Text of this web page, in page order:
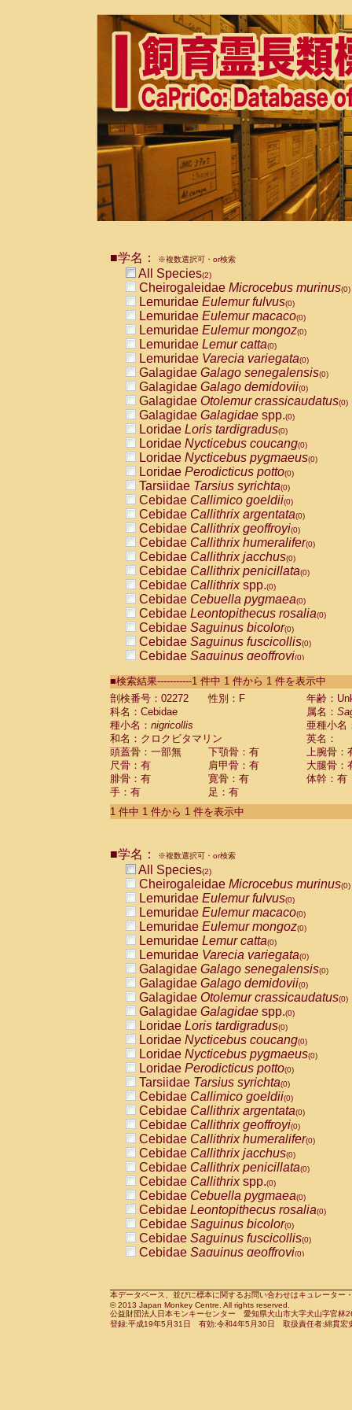
■学名： ※複数選択可・or検索
All Species(2)
Cheirogaleidae Microcebus murinus(0)
Lemuridae Eulemur fulvus(0)
Lemuridae Eulemur macaco(0)
Lemuridae Eulemur mongoz(0)
Lemuridae Lemur catta(0)
Lemuridae Varecia variegata(0)
Galagidae Galago senegalensis(0)
Galagidae Galago demidovii(0)
Galagidae Otolemur crassicaudatus(0)
Galagidae Galagidae spp.(0)
Loridae Loris tardigradus(0)
Loridae Nycticebus coucang(0)
Loridae Nycticebus pygmaeus(0)
Loridae Perodicticus potto(0)
Tarsiidae Tarsius syrichta(0)
Cebidae Callimico goeldii(0)
Cebidae Callithrix argentata(0)
Cebidae Callithrix geoffroyi(0)
Cebidae Callithrix humeralifer(0)
Cebidae Callithrix jacchus(0)
Cebidae Callithrix penicillata(0)
Cebidae Callithrixspp.(0)
Cebidae Cebuella pygmaea(0)
Cebidae Leontopithecus rosalia(0)
Cebidae Saguinus bicolor(0)
Cebidae Saguinus fuscicollis(0)
Cebidae Saguinus geoffroyi(0)
CebidaeSaguinus labiatus(0)
Cebidae Saguinus leucopus (0)
Cebidae
CebidaeSaguinus mystax
CebidaeSaguinus nigricollis (1)
Cebidae Saguinus oedipus
Cebidae Saguinus weddelli
Cebidae Saguinusspp.
Cebidae Aotus trivirgatus
Cebidae Cebus albifrons
CebidaeCebus nigrivittatus
CebidaeCebus
CebidaeSaimiri boliviensis(0)
CebidaeSaimiri sciureus(0)
AtelidaeAlouatta caraya(0)
AtelidaeAlouatta fusca(0)
AtelidaeAlouatta seniculus
AtelidaeAlouattaspp.(0)
AtelidaeAteles belzebuth(0)
AtelidaeAteles geoffroyi(0)
AtelidaeAteles paniscus(0)
AtelidaeAtelesspp.(0)
Atelidae Lagothrix lagothricha
AtelidaeLagothrix lagothricha cana
PitheciidaeCacajao calvus
PitheciidaeCallicebus cupreus
PitheciidaeCallicebus donacophilus
PitheciidaeCallicebus moloch
PitheciidaeCallicebus torquatus
PitheciidaeCallicebusspp.(0)
PitheciidaeChiropotes satanas(0)
PitheciidaePithecia monachus
PitheciidaePithecia pithecia(0)
CercopithecidaeCercocebus agilis
CercopithecidaeCercocebus
CercopithecidaeCercocebus
CercopithecidaeCercocebus
CercopithecidaeCercocebus
CercopithecidaeCercocebushybrid
CercopithecidaePapio anubis(0)
CercopithecidaePapio cynocephalus
CercopithecidaePapio hamadryas(0)
■検索結果-----------1 件中 1 件から 1 件を表示中
剖検番号：02272
性別：F
年齢：
科名：Cebidae
属名：
種小名： nigricollis
亜種小名
和名：クロクビタマリン
英名：
頭蓋骨：一部無
下顎骨：有
上腕骨：
尺骨：有
肩甲骨：有
大腿骨：
腓骨：有
寛骨：有
体幹：有
手：有
足：有
1 件中 1 件から 1 件を表示中
■学名： ※複数選択可・or検索
All Species(2)
Cheirogaleidae Microcebus murinus(0)
Lemuridae Eulemur fulvus(0)
Lemuridae Eulemur macaco(0)
Lemuridae Eulemur mongoz(0)
Lemuridae Lemur catta(0)
Lemuridae Varecia variegata(0)
Galagidae Galago senegalensis(0)
Galagidae Galago demidovii(0)
Galagidae Otolemur crassicaudatus(0)
Galagidae Galagidae spp.(0)
Loridae Loris tardigradus(0)
Loridae Nycticebus coucang(0)
Loridae Nycticebus pygmaeus(0)
Loridae Perodicticus potto(0)
Tarsiidae Tarsius syrichta(0)
Cebidae Callimico goeldii(0)
Cebidae Callithrix argentata(0)
Cebidae Callithrix geoffroyi(0)
Cebidae Callithrix humeralifer(0)
Cebidae Callithrix jacchus(0)
Cebidae Callithrix penicillata(0)
Cebidae Callithrixspp.(0)
Cebidae Cebuella pygmaea(0)
Cebidae Leontopithecus rosalia(0)
Cebidae Saguinus bicolor(0)
Cebidae Saguinus fuscicollis(0)
Cebidae Saguinus geoffroyi(0)
CebidaeSaguinus leucopus(0)
CebidaeSaguinus midas(0)
Cebidae Saguinus mystax(0)
本データベース、並びに標本に関するお問い合わせはキュレータ
© 2013 Japan Monkey Centre. All rights reserved.
公益財団法人日本モンキーセンター 愛知県犬山市大字犬山字官
登録:平成19年5月31日 有効:令和4年5月30日 取扱責任者:綿貫宏